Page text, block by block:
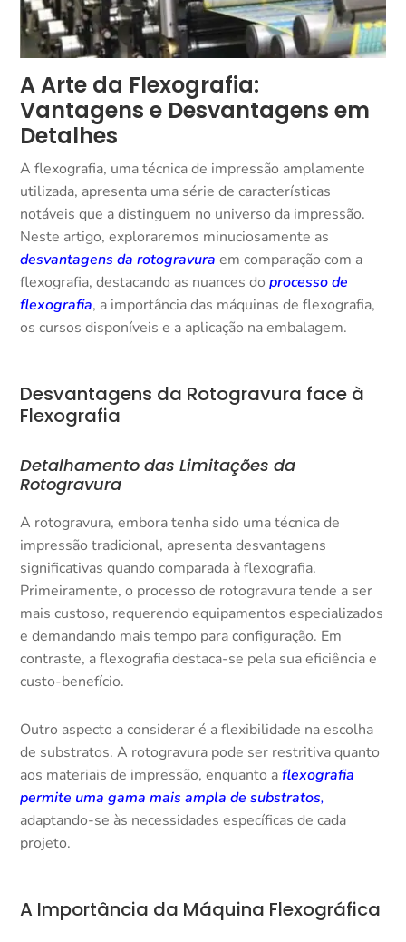
A Arte da Flexografia:
Vantagens e Desvantagens em
Detalhes
A flexografia, uma técnica de impressão amplamente
utilizada, apresenta uma série de características
notáveis que a distinguem no universo da impressão.
Neste artigo, exploraremos minuciosamente as
desvantagens da rotogravura em comparação com a
flexografia, destacando as nuances do processo de
flexografia, a importância das máquinas de flexografia,
os cursos disponíveis e a aplicação na embalagem.
Desvantagens da Rotogravura face à
Flexografia
Detalhamento das Limitações da
Rotogravura
A rotogravura, embora tenha sido uma técnica de
impressão tradicional, apresenta desvantagens
significativas quando comparada à flexografia.
Primeiramente, o processo de rotogravura tende a ser
mais custoso, requerendo equipamentos especializados
e demandando mais tempo para configuração. Em
contraste, a flexografia destaca-se pela sua eficiência e
custo-benefício.
Outro aspecto a considerar é a flexibilidade na escolha
de substratos. A rotogravura pode ser restritiva quanto
aos materiais de impressão, enquanto aflexografia
permite uma gama mais ampla de substratos,
adaptando-se às necessidades específicas de cada
projeto.
A Importância da Máquina Flexográfica